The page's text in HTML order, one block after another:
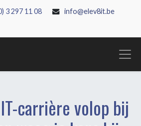
3 297 11 08 info@elev8it.be
carrière volop bij